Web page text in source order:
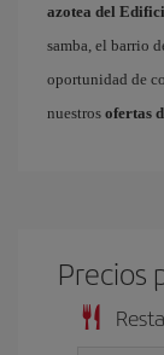
azotea del
samba, el barrio
oportunidad de
nuestros ofertas
Precios